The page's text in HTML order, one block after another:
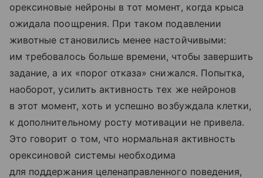
орексиновые нейроны в тот момент, когда крыса
ожидала поощрения. При таком подавлении
животные становились менее настойчивыми:
им требовалось больше времени, чтобы завершить
задание, а их «порог отказа» снижался. Попытка,
наоборот, усилить активность тех же нейронов
в этот момент, хоть и успешно возбуждала клетки,
к дополнительному росту мотивации не привела.
Это говорит о том, что нормальная активность
орексиновой системы необходима
для поддержания целенаправленного поведения,